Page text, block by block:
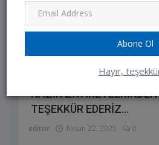
Abone Ol
Hayır,
NAZİK
TEŞEKKÜR EDERİZ...
editor Nisan 22, 2025 0